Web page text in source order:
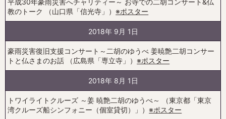
平成30年豪雨災害へチャリティー～ お寺での二胡コンサート&仏
教のトーク （山口県「信光寺」）※ポスター
2018年 9月 1日
豪雨災害復旧支援コンサート～二胡のゆうべ 姜暁艶二胡コンサー
トと仏さまのお話 （広島県「専立寺」）※ポスター
2018年 8月 1日
トワイライトクルーズ ～姜 暁艶二胡のゆうべ～ （東京都「東京
湾クルーズ船シンフォニー（個室貸切）」）※ポスター